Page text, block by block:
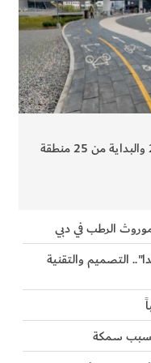
الرطب في دبي
التصميم والتقنية
بسبب سمكة